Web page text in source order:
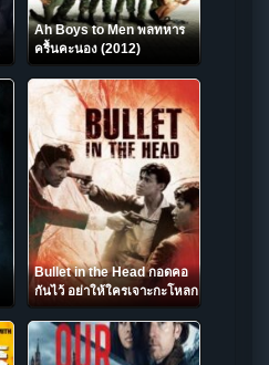
Ah Boys to Men พลทหาร
ครื้นคะนอง (2012)
Bullet in the Head กอดคอ
กันไว้ อย่าให้ใครเจาะกะโหลก
(1990)